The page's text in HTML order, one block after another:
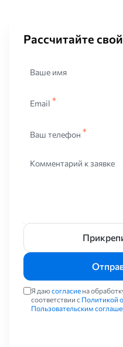
Рассчитайте
Ваше имя
Email
Ваш телефон
Комментарий к заявке
Я даюсогласие на
соответствии с Политикой
Пользовательским